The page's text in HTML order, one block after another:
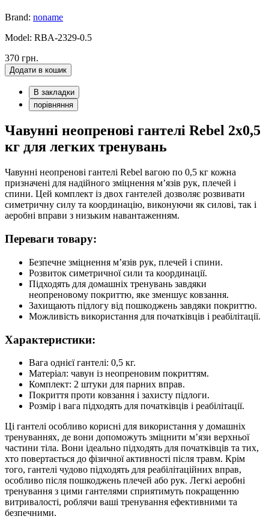
Brand: noname
Model: RBA-2329-0.5
370 грн.
Додати в кошик
В закладки
порівняння
Чавунні неопренові гантелі Rebel 2х0,5
кг для легких тренувань
Чавунні неопренові гантелі Rebel вагою по 0,5 кг кожна
призначені для надійного зміцнення м’язів рук, плечей і
спини. Цей комплект із двох гантелей дозволяє розвивати
симетричну силу та координацію, виконуючи як силові, так і
аеробні вправи з низьким навантаженням.
Переваги товару:
Безпечне зміцнення м’язів рук, плечей і спини.
Розвиток симетричної сили та координації.
Підходять для домашніх тренувань завдяки
неопреновому покриттю, яке зменшує ковзання.
Захищають підлогу від пошкоджень завдяки покриттю.
Можливість використання для початківців і реабілітації.
Характеристики:
Вага однієї гантелі: 0,5 кг.
Матеріал: чавун із неопреновим покриттям.
Комплект: 2 штуки для парних вправ.
Покриття проти ковзання і захисту підлоги.
Розмір і вага підходять для початківців і реабілітації.
Ці гантелі особливо корисні для використання у домашніх
тренуваннях, де вони допоможуть зміцнити м’язи верхньої
частини тіла. Вони ідеально підходять для початківців та тих,
хто повертається до фізичної активності після травм. Крім
того, гантелі чудово підходять для реабілітаційних вправ,
особливо після пошкоджень плечей або рук. Легкі аеробні
тренування з цими гантелями сприятимуть покращенню
витривалості, роблячи ваші тренування ефективними та
безпечними.